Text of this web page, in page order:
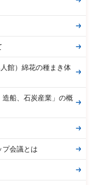
館）綿花の種まき体
造船、石炭産業」の概
プ会議とは